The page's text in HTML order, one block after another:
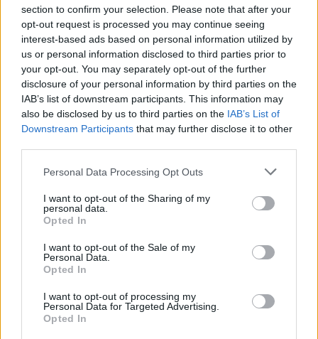
section to confirm your selection. Please note that after your
opt-out request is processed you may continue seeing
interest-based ads based on personal information utilized by
us or personal information disclosed to third parties prior to
your opt-out. You may separately opt-out of the further
disclosure of your personal information by third parties on the
IAB’s list of downstream participants. This information may
also be disclosed by us to third parties on the IAB’s List of
Downstream Participants that may further disclose it to other
Please note that this website/app uses one or more Google
not limited to your visit or usage behaviour. You may click to
grant or deny consent to Google and its third-party tags to
use your data for below specified purposes in below Google
consent section.
Personal Data Processing Opt Outs
I want to opt-out of the Sharing of my
personal data.
Opted In
I want to opt-out of the Sale of my
Personal Data.
Opted In
I want to opt-out of processing my
Personal Data for Targeted Advertising.
Opted In